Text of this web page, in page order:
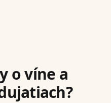
o víne a